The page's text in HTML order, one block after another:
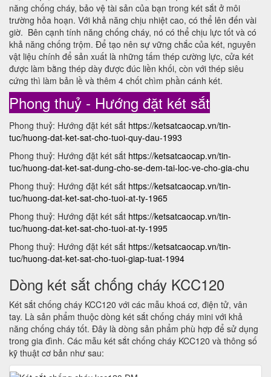
năng chống cháy, bảo vệ tài sản của bạn trong két sắt ở môi
trường hỏa hoạn. Với khả năng chịu nhiệt cao, có thể lên đến vài
giờ. Bên cạnh tính năng chống cháy, nó có thể chịu lực tốt và có
khả năng chống trộm. Để tạo nên sự vững chắc của két, nguyên
vật liệu chính để sản xuất là những tấm thép cường lực, cửa két
được làm bằng thép dày được đúc liền khối, còn với thép siêu
cứng thì làm bản lề và thêm 4 chốt chìm phần cánh két.
Phong thuỷ - Hướng đặt két sắt
Phong thuỷ: Hướng đặt két sắt https://ketsatcaocap.vn/tin-
tuc/huong-dat-ket-sat-cho-tuoi-quy-dau-1993
Phong thuỷ: Hướng đặt két sắt https://ketsatcaocap.vn/tin-
tuc/huong-dat-ket-sat-dung-cho-se-dem-tai-loc-ve-cho-gia-chu
Phong thuỷ: Hướng đặt két sắt https://ketsatcaocap.vn/tin-
tuc/huong-dat-ket-sat-cho-tuoi-at-ty-1965
Phong thuỷ: Hướng đặt két sắt https://ketsatcaocap.vn/tin-
tuc/huong-dat-ket-sat-cho-tuoi-at-ty-1995
Phong thuỷ: Hướng đặt két sắt https://ketsatcaocap.vn/tin-
tuc/huong-dat-ket-sat-cho-tuoi-giap-tuat-1994
Dòng két sắt chống cháy KCC120
Két sắt chống cháy KCC120 với các mẫu khoá cơ, điện tử, vân
tay. Là sản phẩm thuộc dòng két sắt chống cháy mini với khả
năng chống cháy tốt. Đây là dòng sản phẩm phù hợp để sử dụng
trong gia đình. Các mẫu két sắt chống cháy KCC120 và thông số
kỹ thuật cơ bản như sau: